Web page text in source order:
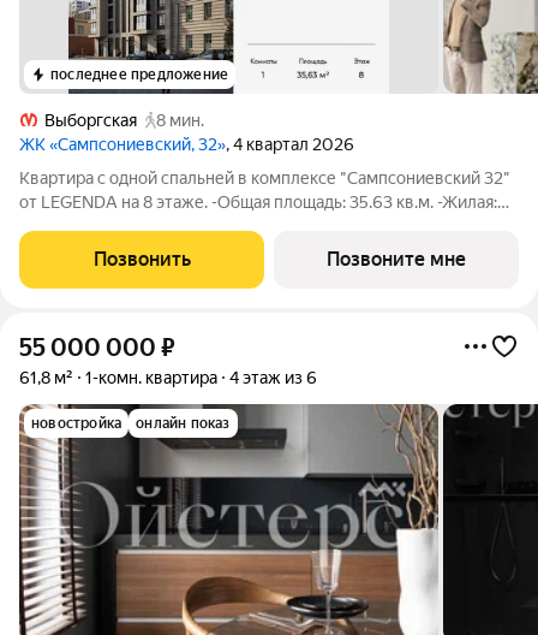
последнее предложение
Выборгская
8 мин.
ЖК «Сампсониевский, 32», 4 квартал 2026
Квартира с одной спальней в комплексе "Сампсониевский 32"
от LEGENDA на 8 этаже. -Общая площадь: 35.63 кв.м. -Жилая:
-Высота потолков 2.7 м. Все окна выходят на одну сторону. В
квартире один
Позвонить Позвоните мне
55 000 000 ₽
61,8 м² 1-комн. квартира 4 этаж из 6
новостройка онлайн показ